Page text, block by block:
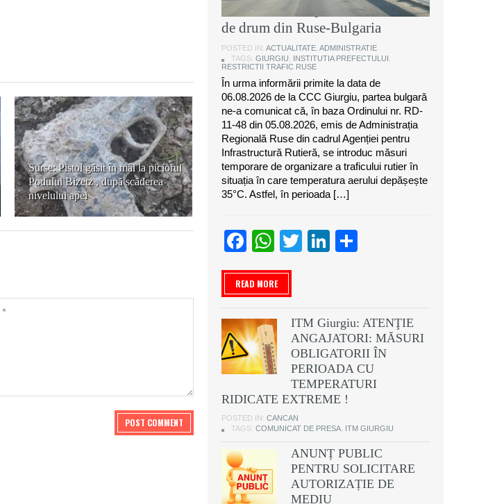
Surse: Pistol găsit în mâl la piciorul
Podului Bizetz , după scăderea
nivelului apei
traficului rutier pe anumite sectoare
de drum din Ruse-Bulgaria
POSTED IN: ACTUALITATE ADMINISTRATIE
TAGS: GIURGIU INSTITUTIA PREFECTULUI
RESTRICTII TRAFIC RUSE
În urma informării primite la data de
06.08.2026 de la CCC Giurgiu, partea bulgară
ne-a comunicat că, în baza Ordinului nr. RD-
11-48 din 05.08.2026, emis de Administrația
Regională Ruse din cadrul Agenției pentru
Infrastructură Rutieră, se introduc măsuri
temporare de organizare a traficului rutier în
situația în care temperatura aerului depășește
35°C. Astfel, în perioada […]
Facebook
WhatsApp
TwitterLinkedIn
READ MORE
ITM Giurgiu: ATENŢIE
ANGAJATORI: MĂSURI
OBLIGATORII ÎN
PERIOADA CU
TEMPERATURI
RIDICATE EXTREME !
POSTED IN: CANCAN
TAGS: COMUNICAT DE PRESA ITM GIURGIU
ANUNȚ PUBLIC
PENTRU SOLICITARE
AUTORIZAȚIE DE
MEDIU